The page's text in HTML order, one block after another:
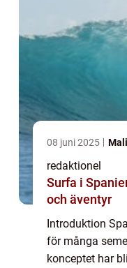
08 juni 2025
redaktionel
Surfa i
och äventyr
Introduktion
för många
konceptet har